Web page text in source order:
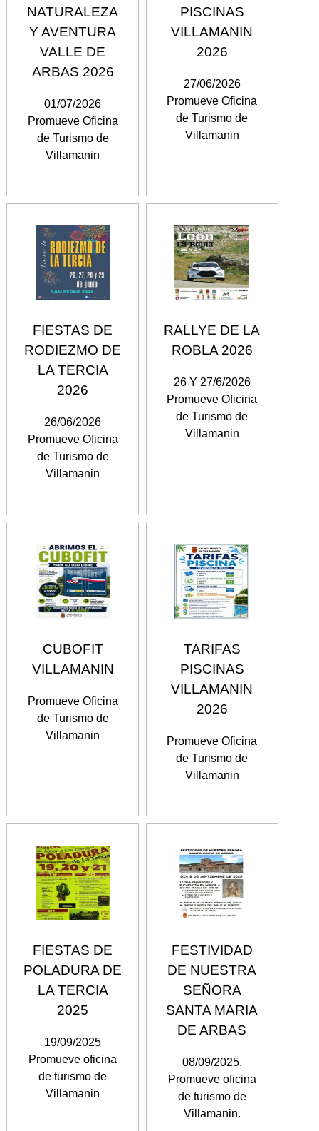
NATURALEZA
Y AVENTURA
VALLE DE
ARBAS 2026
01/07/2026
Promueve Oficina
de Turismo de
Villamanin
PISCINAS
VILLAMANIN
2026
27/06/2026
Promueve Oficina
de Turismo de
Villamanin
FIESTAS DE
RODIEZMO DE
LA TERCIA
2026
26/06/2026
Promueve Oficina
de Turismo de
Villamanin
RALLYE DE LA
ROBLA 2026
26 Y 27/6/2026
Promueve Oficina
de Turismo de
Villamanin
CUBOFIT
VILLAMANIN
Promueve Oficina
de Turismo de
Villamanin
TARIFAS
PISCINAS
VILLAMANIN
2026
Promueve Oficina
de Turismo de
Villamanin
FIESTAS DE
POLADURA DE
LA TERCIA
2025
19/09/2025
Promueve oficina
de turismo de
Villamanin
FESTIVIDAD
DE NUESTRA
SEÑORA
SANTA MARIA
DE ARBAS
08/09/2025.
Promueve oficina
de turismo de
Villamanin.